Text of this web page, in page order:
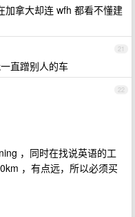
加拿大却连 wfh 都看不懂建
21
直蹭别人的车
22
，同时在找说英语的工
，有点远，所以必须买